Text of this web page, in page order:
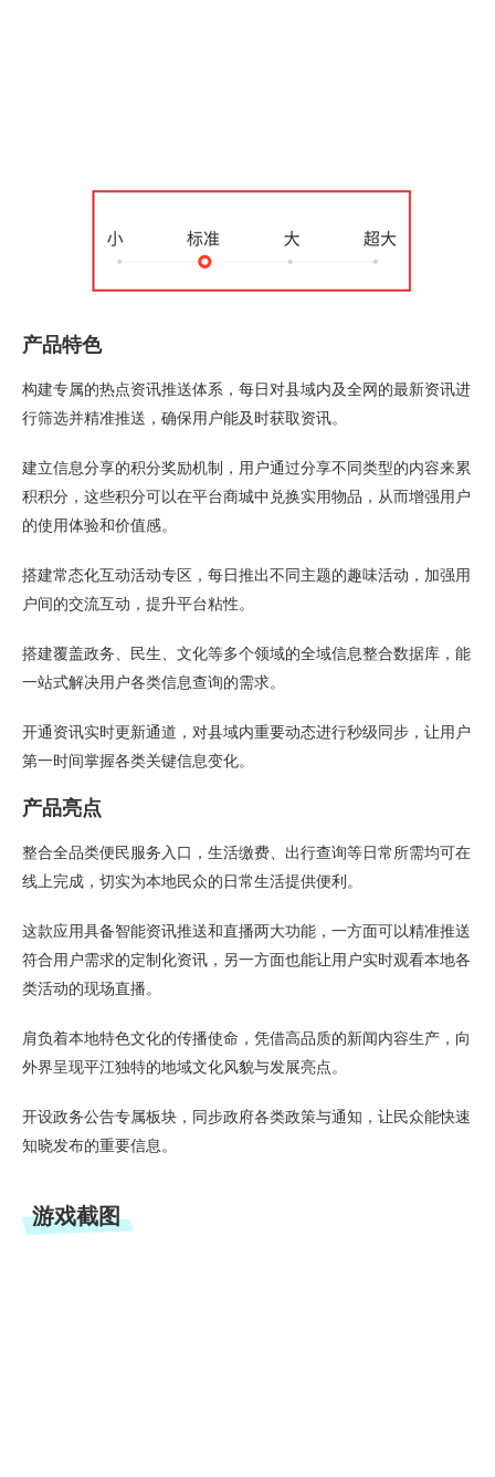
产品特色
构建专属的热点资讯推送体系，每日对县域内及全网的最新资讯进
行筛选并精准推送，确保用户能及时获取资讯。
建立信息分享的积分奖励机制，用户通过分享不同类型的内容来累
积积分，这些积分可以在平台商城中兑换实用物品，从而增强用户
的使用体验和价值感。
搭建常态化互动活动专区，每日推出不同主题的趣味活动，加强用
户间的交流互动，提升平台粘性。
搭建覆盖政务、民生、文化等多个领域的全域信息整合数据库，能
一站式解决用户各类信息查询的需求。
开通资讯实时更新通道，对县域内重要动态进行秒级同步，让用户
第一时间掌握各类关键信息变化。
产品亮点
整合全品类便民服务入口，生活缴费、出行查询等日常所需均可在
线上完成，切实为本地民众的日常生活提供便利。
这款应用具备智能资讯推送和直播两大功能，一方面可以精准推送
符合用户需求的定制化资讯，另一方面也能让用户实时观看本地各
类活动的现场直播。
肩负着本地特色文化的传播使命，凭借高品质的新闻内容生产，向
外界呈现平江独特的地域文化风貌与发展亮点。
开设政务公告专属板块，同步政府各类政策与通知，让民众能快速
知晓发布的重要信息。
游戏截图